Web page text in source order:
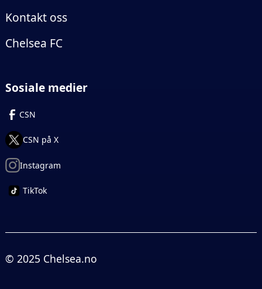
Kontakt oss
Chelsea FC
Sosiale medier
CSN
CSN på X
Instagram
TikTok
© 2025 Chelsea.no